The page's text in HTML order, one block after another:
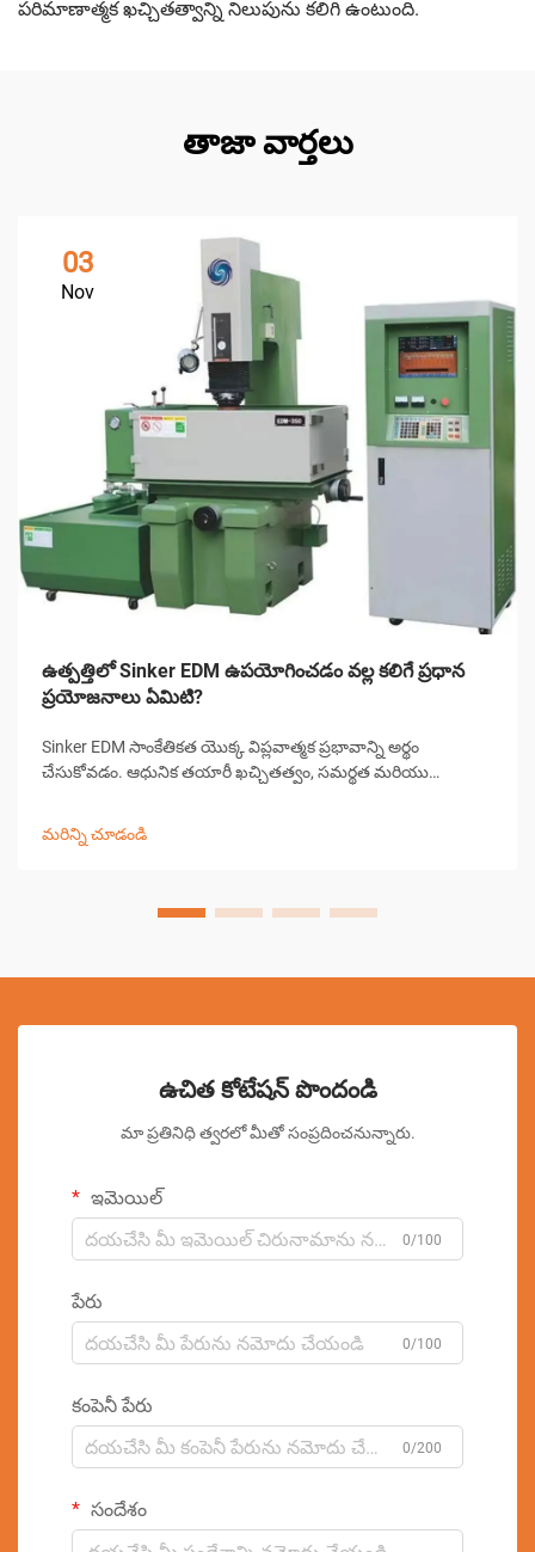
పరిమాణాత్మక ఖచ్చితత్వాన్ని నిలుపును కలిగి ఉంటుంది.
తాజా వార్తలు
03
Nov
ఉత్పత్తిలో Sinker EDM ఉపయోగించడం వల్ల కలిగే ప్రధాన
ప్రయోజనాలు ఏమిటి?
Sinker EDM సాంకేతికత యొక్క విప్లవాత్మక ప్రభావాన్ని అర్థం
చేసుకోవడం. ఆధునిక తయారీ ఖచ్చితత్వం, సమర్థత మరియు
పిలుస్తారు, ఇది ఒక గ్రౌ...
మరిన్ని చూడండి
ఉచిత కోటేషన్ పొందండి
మా ప్రతినిధి త్వరలో మీతో సంప్రదించనున్నారు.
ఇమెయిల్
0/100
పేరు
0/100
కంపెనీ పేరు
0/200
సందేశం